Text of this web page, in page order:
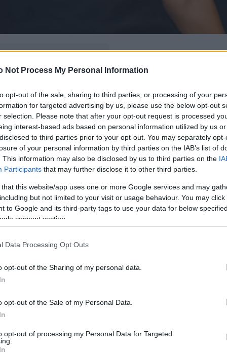
Not Process My Personal Information
opt-out of the sale, sharing to third parties, or processing of your
for targeted advertising by us, please use the below opt-out
selection. Please note that after your opt-out request is processed
interest-based ads based on personal information utilized by us
to third parties prior to your opt-out. You may separately
of your personal information by third parties on the IAB’s list of
This information may also be disclosed by us to third parties on the
Participants that may further disclose it to other third parties.
that this website/app uses one or more Google services and may
but not limited to your visit or usage behaviour. You may
to Google and its third-party tags to use your data for below
consent section.
Data Processing Opt Outs
opt-out of the Sharing of my personal data.
opt-out of the Sale of my Personal Data.
opt-out of processing my Personal Data for Targeted
πιο συχνά
Μαρτίκαέδωσε ηΒρισηίδα
πρώτου, ότι πρόσφατα της
της σχέση. Πριν δέκα μέρες
Δίνω αυτά που
να βλέπω την Ντόρυ, το
Γέννησε η Ντόρυ και δεν πήρα
η δήλωση του Σπύρου